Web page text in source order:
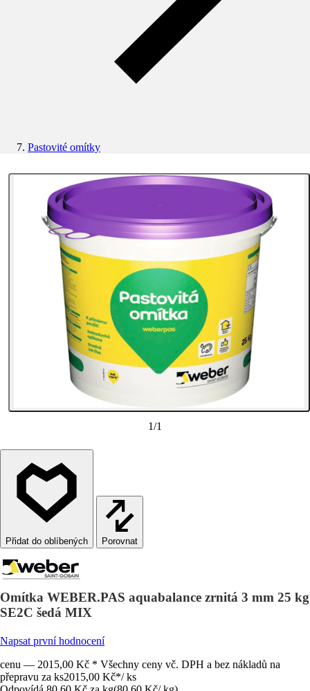
Pastovité omítky
1/1
Porovnat
Omítka WEBER.PAS aquabalance zrnitá 3 mm 25 kg
SE2C šedá MIX
Napsat první hodnocení
cenu — 2015,00 Kč * Všechny ceny vč. DPH a bez nákladů na
přepravu za ks2015,00 Kč*/ ks